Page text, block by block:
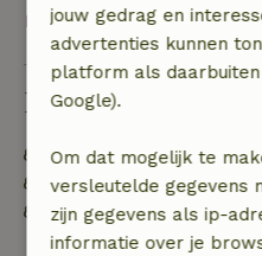
Bekijk alles
Duurzaamheid
Energie label:
Gebouwd met
Afval scheiden (glas,
voedselafval/biologisch)
jouw gedrag en
advertenties kunnen
platform als
Google).
Om dat mogelijk te
versleutelde gegevens
zijn gegevens als ip-
informatie over je